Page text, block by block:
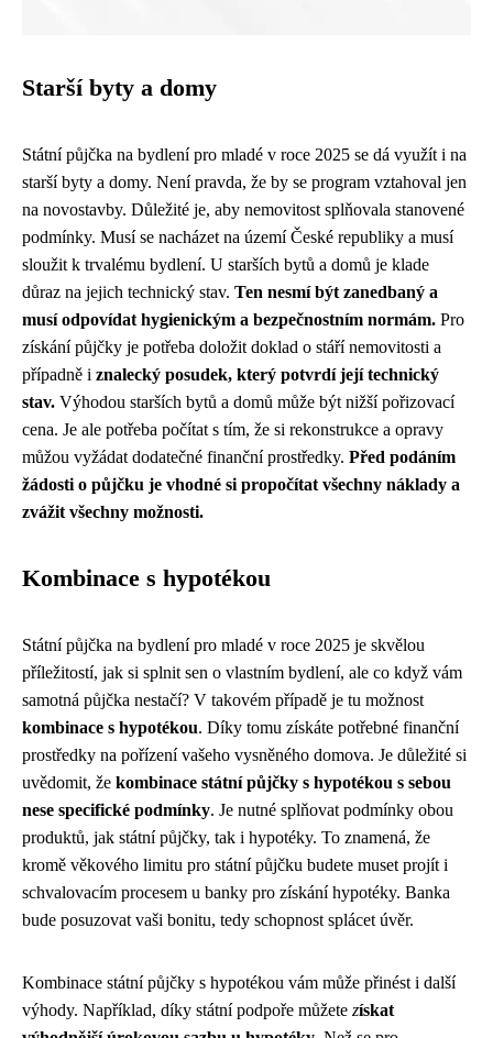
Starší byty a domy
Státní půjčka na bydlení pro mladé v roce 2025 se dá využít i na
starší byty a domy. Není pravda, že by se program vztahoval jen
na novostavby. Důležité je, aby nemovitost splňovala stanovené
podmínky. Musí se nacházet na území České republiky a musí
sloužit k trvalému bydlení. U starších bytů a domů je klade
důraz na jejich technický stav. Ten nesmí být zanedbaný a
musí odpovídat hygienickým a bezpečnostním normám. Pro
získání půjčky je potřeba doložit doklad o stáří nemovitosti a
případně i znalecký posudek, který potvrdí její technický
stav. Výhodou starších bytů a domů může být nižší pořizovací
cena. Je ale potřeba počítat s tím, že si rekonstrukce a opravy
můžou vyžádat dodatečné finanční prostředky. Před podáním
žádosti o půjčku je vhodné si propočítat všechny náklady a
zvážit všechny možnosti.
Kombinace s hypotékou
Státní půjčka na bydlení pro mladé v roce 2025 je skvělou
příležitostí, jak si splnit sen o vlastním bydlení, ale co když vám
samotná půjčka nestačí? V takovém případě je tu možnost
kombinace s hypotékou. Díky tomu získáte potřebné finanční
prostředky na pořízení vašeho vysněného domova. Je důležité si
uvědomit, že kombinace státní půjčky s hypotékou s sebou
nese specifické podmínky. Je nutné splňovat podmínky obou
produktů, jak státní půjčky, tak i hypotéky. To znamená, že
kromě věkového limitu pro státní půjčku budete muset projít i
schvalovacím procesem u banky pro získání hypotéky. Banka
bude posuzovat vaši bonitu, tedy schopnost splácet úvěr.
Kombinace státní půjčky s hypotékou vám může přinést i další
výhody. Například, díky státní podpoře můžete získat